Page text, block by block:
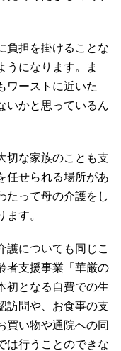
担を掛けることな
うになります。ま
ワーストに近いた
いかと思っているん
切な家族のことも支
任せられる場所があ
たって母の介護をし
す。
についても同じこ
者支援事業「華厳の
初となる自費での生
訪問や、お食事の支
買い物や通院への同
は行うことのできな